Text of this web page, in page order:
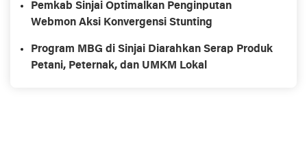
Pemkab Sinjai Optimalkan Penginputan
Webmon Aksi Konvergensi Stunting
Program MBG di Sinjai Diarahkan Serap Produk
Petani, Peternak, dan UMKM Lokal